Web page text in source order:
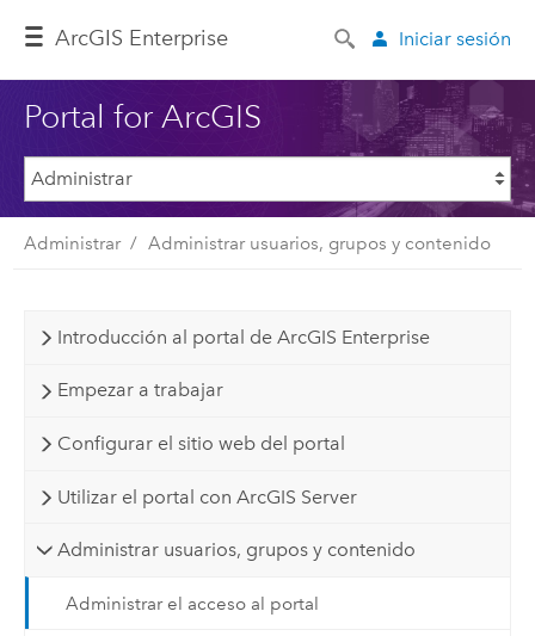
ArcGIS Enterprise Iniciar sesión
Portal for ArcGIS
Administrar Administrar usuarios, grupos y contenido
Introducción al portal de ArcGIS Enterprise
Empezar a trabajar
Configurar el sitio web del portal
Utilizar el portal con ArcGIS Server
Administrar usuarios, grupos y contenido
Administrar el acceso al portal